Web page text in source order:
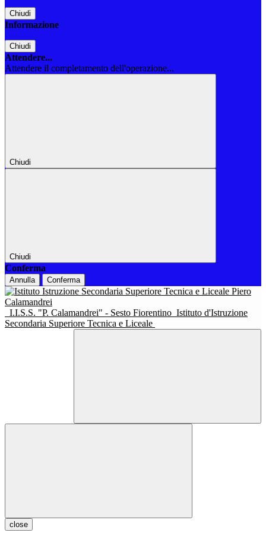
Chiudi
Informazione
Chiudi
Attendere...
Attendere il completamento dell'operazione...
Chiudi
Chiudi
Conferma
Annulla Conferma
I.I.S.S. "P. Calamandrei" - Sesto Fiorentino Istituto d'Istruzione
Secondaria Superiore Tecnica e Liceale
close